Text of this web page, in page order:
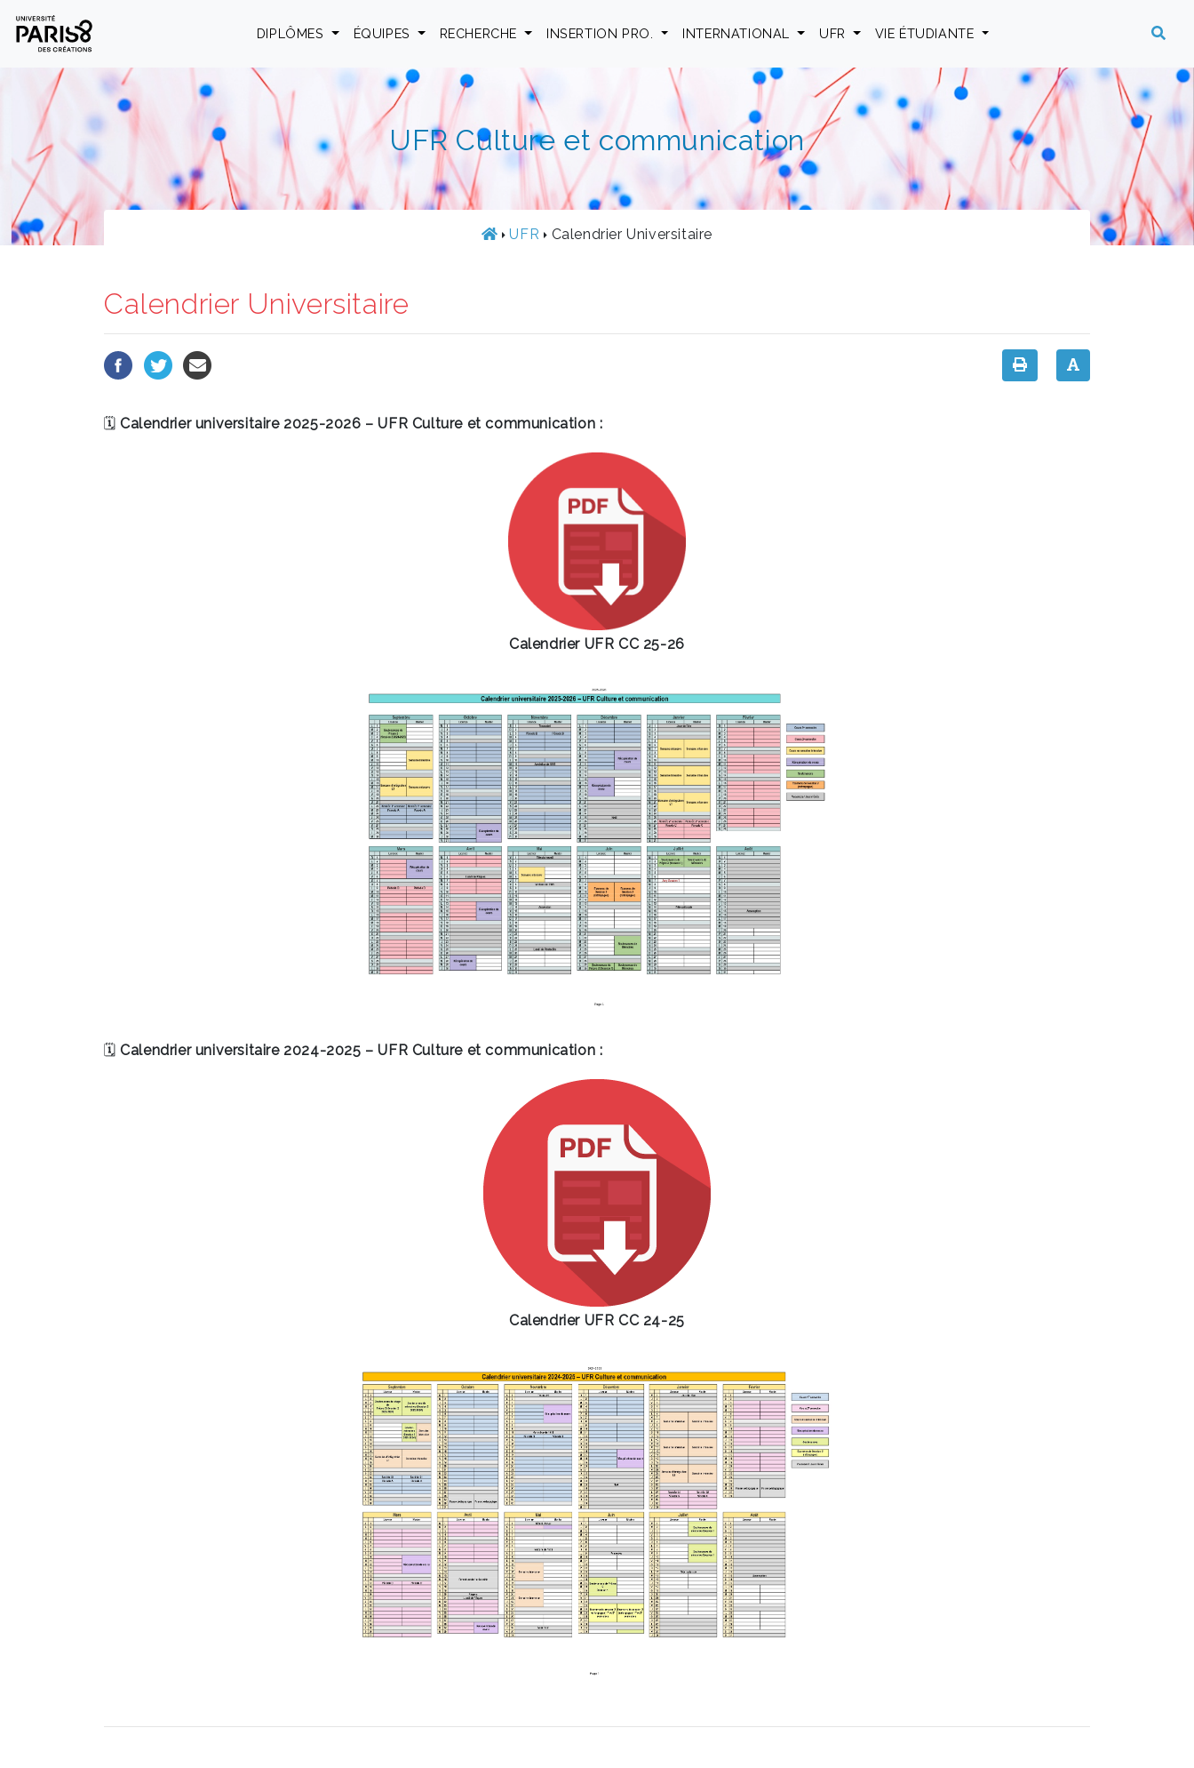
Panneau de gestion des cookies
DIPLÔMES
ÉQUIPES RECHERCHE INSERTION PRO. INTERNATIONAL UFR VIE ÉTUDIANTE
UFR Culture et communication
UFR Calendrier Universitaire
Calendrier Universitaire
🗓Calendrier universitaire 2025-2026 – UFR Culture et communication :
Calendrier UFR CC 25-26
🗓Calendrier universitaire 2024-2025 – UFR Culture et communication :
Calendrier UFR CC 24-25